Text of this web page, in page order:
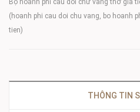
Bộ hoành phi câu đối chữ vàng thờ gia
(hoanh phi cau doi chu vang, bo hoanh
tien)
THÔNG TIN